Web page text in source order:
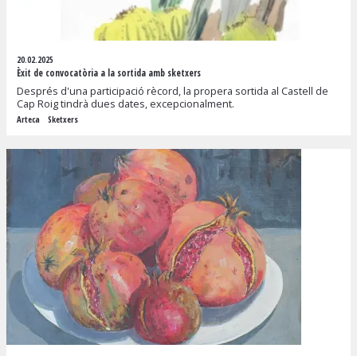
20.02.2025
Èxit de convocatòria a la sortida amb sketxers
Després d'una participació rècord, la propera sortida al Castell de
Cap Roig tindrà dues dates, excepcionalment.
Arteca Sketxers